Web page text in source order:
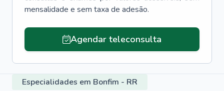
mensalidade e sem taxa de adesão.
Agendar teleconsulta
Especialidades em Bonfim - RR